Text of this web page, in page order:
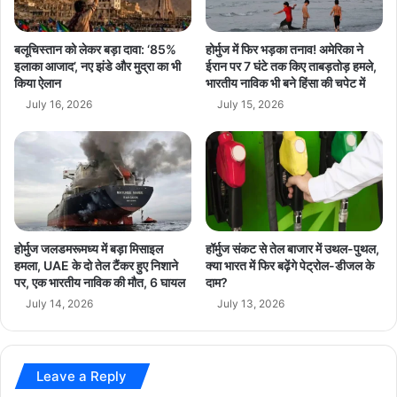
सा
धा
नि
शा
ना
अ
नु
क
र
णी
रा
टे
ल
बलूचिस्तान को लेकर बड़ा दावा: ‘85%
इलाका आजाद’, नए झंडे और मुद्रा का भी
किया ऐलान
July 16, 2026
होर्मुज में फिर भड़का तनाव! अमेरिका ने
ईरान पर 7 घंटे तक किए ताबड़तोड़ हमले,
भारतीय नाविक भी बने हिंसा की चपेट में
July 15, 2026
होर्मुज जलडमरूमध्य में बड़ा मिसाइल
हमला, UAE के दो तेल टैंकर हुए निशाने
पर, एक भारतीय नाविक की मौत, 6 घायल
July 14, 2026
हॉर्मुज संकट से तेल बाजार में उथल-पुथल,
क्या भारत में फिर बढ़ेंगे पेट्रोल-डीजल के
दाम?
July 13, 2026
Leave a Reply